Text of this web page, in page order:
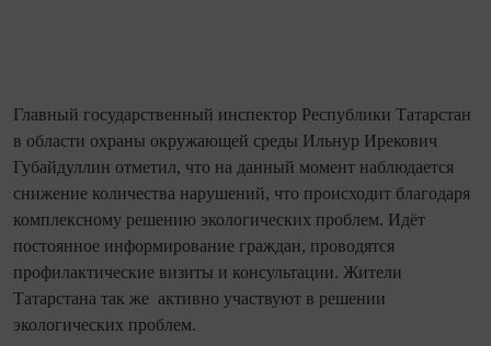
Главный государственный инспектор Республики Татарстан
в области охраны окружающей среды Ильнур Ирекович
Губайдуллин отметил, что на данный момент наблюдается
снижение количества нарушений, что происходит благодаря
комплексному решению экологических проблем. Идёт
постоянное информирование граждан, проводятся
профилактические визиты и консультации. Жители
Татарстана так же активно участвуют в решении
экологических проблем.